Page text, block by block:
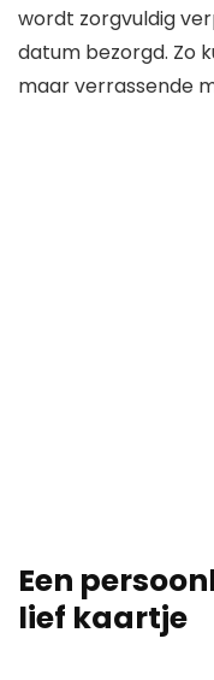
wordt zorgvuldig
datum bezorgd. Zo
maar verrassende
Een
lief kaartje